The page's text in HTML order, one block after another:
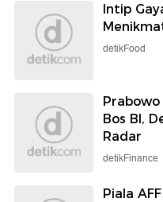
Intip
detikFood
Bos BI,
Radar
detikFinance
Piala